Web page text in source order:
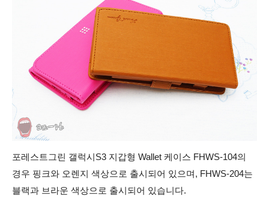
포레스트그린 갤럭시S3 지갑형 Wallet 케이스 FHWS-104의
경우 핑크와 오렌지 색상으로 출시되어 있으며, FHWS-204는
블랙과 브라운 색상으로 출시되어 있습니다.